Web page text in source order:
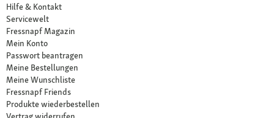
Hilfe & Kontakt
Servicewelt
Fressnapf Magazin
Mein Konto
Passwort beantragen
Meine Bestellungen
Meine Wunschliste
Fressnapf Friends
Produkte wiederbestellen